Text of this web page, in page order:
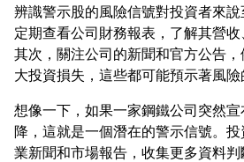
辨識警示股的風險信號對投資者來
定期查看公司財務報表，了解其營收
其次，關注公司的新聞和官方公告
想像一下，如果一家鋼鐵公司突然
降，這就是一個潛在的警示信號。
業新聞和市場報告，收集更多資料